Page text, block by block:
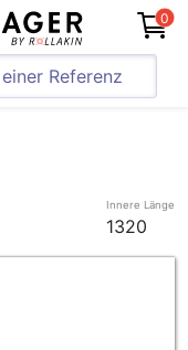
0
Innere Länge
1320